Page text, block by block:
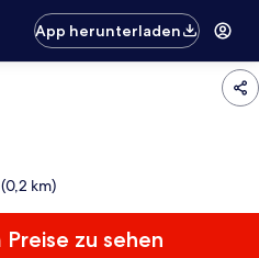
App herunterladen
km)
zu sehen